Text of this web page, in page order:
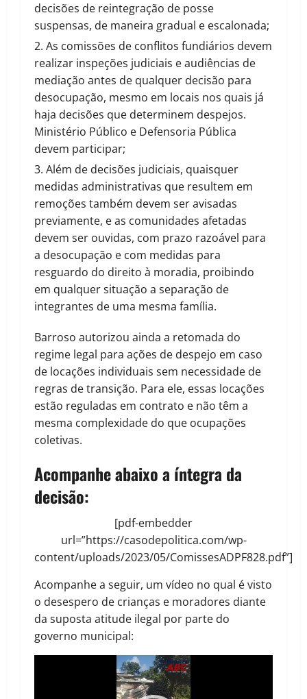
decisões de reintegração de posse
suspensas, de maneira gradual e escalonada;
As comissões de conflitos fundiários devem
realizar inspeções judiciais e audiências de
mediação antes de qualquer decisão para
desocupação, mesmo em locais nos quais já
haja decisões que determinem despejos.
Ministério Público e Defensoria Pública
devem participar;
Além de decisões judiciais, quaisquer
medidas administrativas que resultem em
remoções também devem ser avisadas
previamente, e as comunidades afetadas
devem ser ouvidas, com prazo razoável para
a desocupação e com medidas para
resguardo do direito à moradia, proibindo
em qualquer situação a separação de
integrantes de uma mesma família.
Barroso autorizou ainda a retomada do
regime legal para ações de despejo em caso
de locações individuais sem necessidade de
regras de transição. Para ele, essas locações
estão reguladas em contrato e não têm a
mesma complexidade do que ocupações
coletivas.
Acompanhe abaixo a íntegra da
decisão:
[pdf-embedder
url=”https://casodepolitica.com/wp-
content/uploads/2023/05/ComissesADPF828.pdf”]
Acompanhe a seguir, um vídeo no qual é visto
o desespero de crianças e moradores diante
da suposta atitude ilegal por parte do
governo municipal: